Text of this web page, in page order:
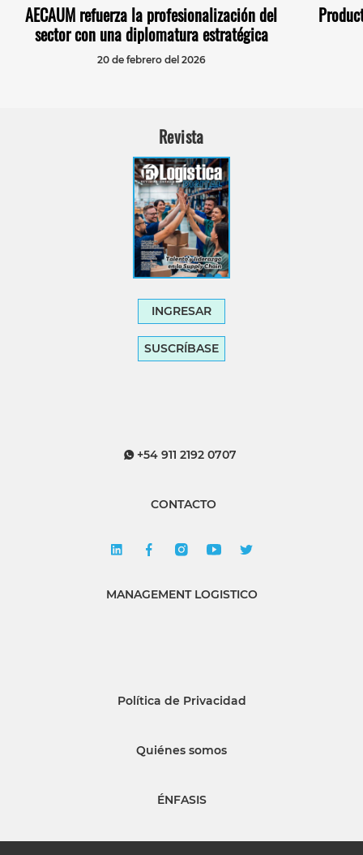
AECAUM refuerza la profesionalización del
sector con una diplomatura estratégica
20 de febrero del 2026
Revista
INGRESAR
SUSCRÍBASE
+54 911 2192 0707
CONTACTO
MANAGEMENT LOGISTICO
Política de Privacidad
Quiénes somos
ÉNFASIS